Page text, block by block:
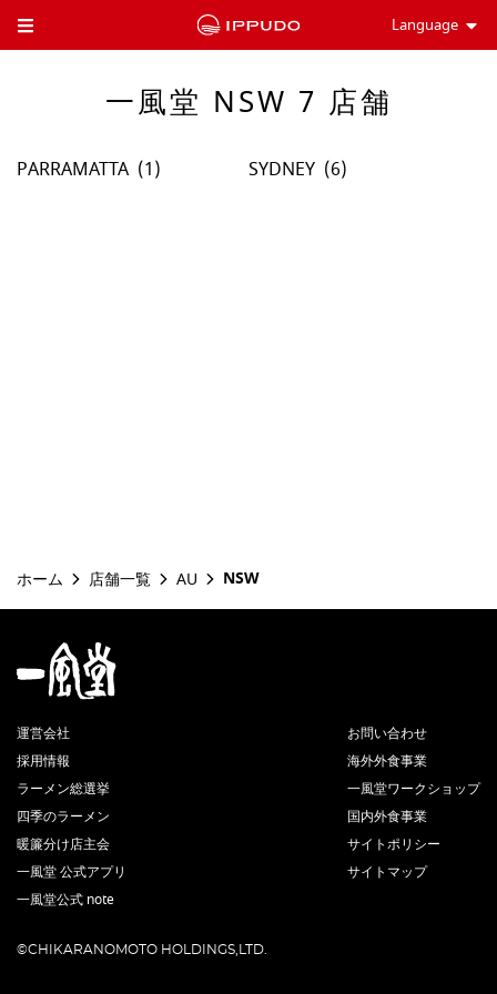
Toggle Header Menu Language
一風堂 NSW 7 店舗
PARRAMATTA SYDNEY
ホーム 店舗一覧 AU NSW
運営会社
採用情報
ラーメン総選挙
四季のラーメン
暖簾分け店主会
一風堂 公式アプリ
一風堂公式 note
お問い合わせ
海外外食事業
一風堂ワークショップ
国内外食事業
サイトポリシー
サイトマップ
©CHIKARANOMOTO HOLDINGS,LTD.